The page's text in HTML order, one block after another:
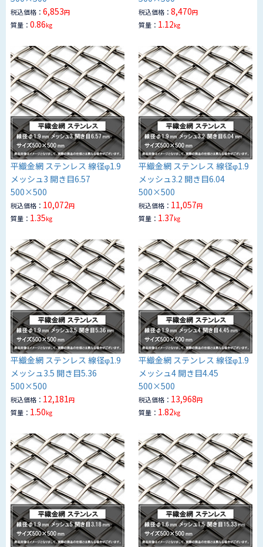
税込価格： 6,853円
質量： 0.86kg
税込価格：8,470円
質量： 1.12kg
平織金網 ステンレス 線径φ1.9
メッシュ3 開き目6.57
500×500
税込価格： 10,072円
質量： 1.35kg
平織金網 ステンレス 線径φ1.9
メッシュ3.2 開き目6.04
500×500
税込価格： 11,057円
質量： 1.37kg
平織金網 ステンレス 線径φ1.9
メッシュ3.5 開き目5.36
500×500
税込価格： 12,181円
質量： 1.50kg
平織金網 ステンレス 線径φ1.9
メッシュ4 開き目4.45
500×500
税込価格： 13,968円
質量： 1.82kg